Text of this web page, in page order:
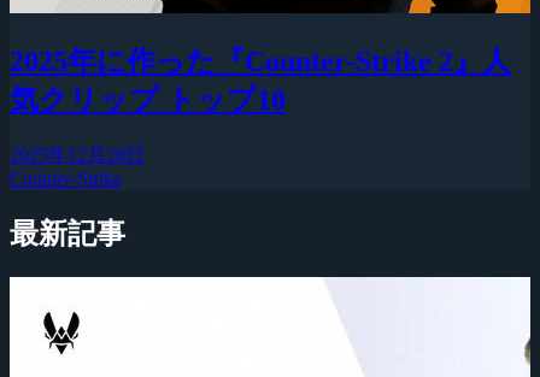
2025年に作った『Counter-Strike 2』人
気クリップ トップ10
2025年12月28日
Counter-Strike
最新記事